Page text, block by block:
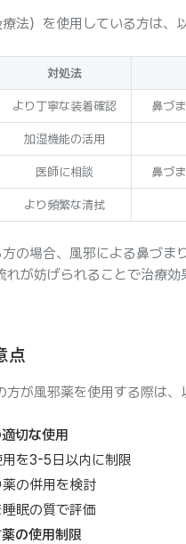
法）を使用している方は、
対処法
より丁寧な装着確認 鼻づ
加湿機能の活用
医師に相談 鼻づ
より頻繁な清拭
の場合、風邪による鼻づま
れが妨げられることで治療
点
方が風邪薬を使用する際は、
切な使用
を3-5日以内に制限
の併用を検討
眠の質で評価
の使用制限